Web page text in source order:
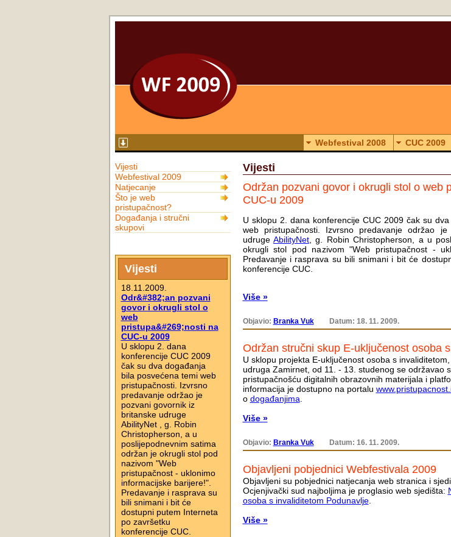
Webfestival 2008 CUC 2009
Vijesti
Webfestival 2009
Natjecanje
Što je web
pristupačnost?
Događanja i stručni
skupovi
Vijesti
18.11.2009.
Odr&#382;an pozvani
govor i okrugli stol o
web
pristupa&#269;nosti na
CUC-u 2009
U sklopu 2. dana
konferencije CUC 2009
čak su dva događanja
bila posvećena temi web
pristupačnosti. Izvrsno
predavanje održao je
pozvani govornik iz
britanske udruge
AbilityNet , g. Robin
Christopherson, a u
poslijepodnevnim satima
održan je okrugli stol pod
nazivom "Web
pristupačnost - uklonimo
informacijske barijere!".
Predavanje i rasprava su
bili snimani i bit će
dostupni putem Interneta
po završetku
konferencije CUC.
Vijesti
Održan pozvani govor i okrugli stol o web
CUC-u 2009
U sklopu 2. dana konferencije CUC 2009 čak su
web pristupačnosti. Izvrsno predavanje održao
udruge AbilityNet, g. Robin Christopherson, a u
okrugli stol pod nazivom "Web pristupačnost -
Predavanje i rasprava su bili snimani i bit će
konferencije CUC.
Više »
Objavio: Branka Vuk Datum: 18. 11. 2009.
Održan stručni skup E-uključenost osoba
U sklopu projekta E-uključenost osoba s
udruga Zamirnet, od 11. - 13. studenog se održavao
pristupačnošću digitalnih obrazovnih materijala i
informacija je dostupno na portalu
o događanjima
Više »
Objavio: Branka Vuk Datum: 16. 11. 2009.
Objavljeni pobjednici Webfestivala 2009
Objavljeni su pobjednici natjecanja web stranica i
Ocjenjivački sud najboljima je proglasio web sjedišta:
osoba s invaliditetom Podunavlje.
Više »